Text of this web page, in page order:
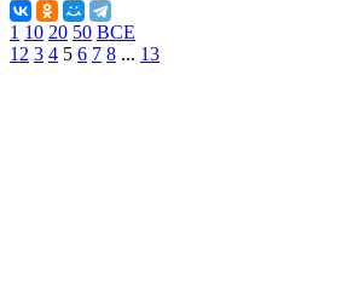
1 10 20 50 ВСЕ
1 2 3 4 5 6 7 8 ... 13